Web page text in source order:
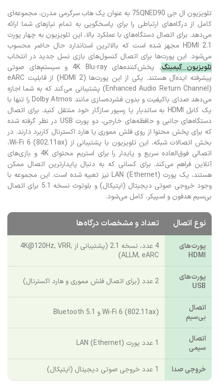
تلویزیون ال جی 75QNED90 به عنوان یک هاب سرگرمی مدرن، مجموعه‌ای
کامل از درگاه‌های ارتباطی را برای پاسخگویی به تمام نیازهای شما ارائه
می‌دهد. برای اتصال دستگاه‌های با عملکرد بالا، این تلویزیون به چهار پورت
HDMI 2.1 مجهز شده است که بالاترین استاندارد حال حاضر محسوب
می‌شود. این پورت‌ها برای اتصال کنسول‌های بازی نسل جدید در انتخاب
تلویزیون گیمینگ
، پخش‌کننده‌های 4K Blu-ray و سیستم‌های صوتی
پیشرفته ایده‌آل هستند. یکی از این پورت‌ها (HDMI 2) از قابلیت eARC
(Enhanced Audio Return Channel) پشتیبانی می‌کند که به شما اجازه
می‌دهد صدای باکیفیت و بدون فشرده‌سازی مانند Dolby Atmos را تنها با
یک کابل HDMI به ساندبار یا رسیور سازگار خود منتقل کنید. برای اتصال
دستگاه‌های جانبی و حافظه‌های خارجی، دو پورت USB در نظر گرفته شده
که برای پخش محتوا از روی فلش مموری یا هارد اکسترنال کاربرد دارند. در
بخش اتصالات شبکه، این تلویزیون با پشتیبانی از Wi-Fi 6 (802.11ax)،
اتصالی فوق‌العاده سریع و پایدار را برای استریم محتوای 4K و بازی‌های
آنلاین فراهم می‌کند. برای کسانی که به دنبال پایدارترین اتصال ممکن
هستند، یک پورت LAN (Ethernet) نیز تعبیه شده است. این مجموعه با
وجود خروجی صوتی دیجیتال (اپتیکال) و بلوتوث نسخه 5.1 برای اتصال
بی‌سیم هدفون و اسپیکر، کامل می‌شود.
نوع اتصال تعداد و مشخصات درگاه‌ها
پورت‌های
HDMI
4 عدد، نسخه 2.1 (پشتیبانی از 4K@120Hz, VRR,
ALLM, eARC)
پورت‌های
USB
2 عدد (برای اتصال فلش مموری و هارد اکسترنال)
اتصال
بی‌سیم
Wi-Fi 6 (802.11ax) و Bluetooth 5.1
اتصال
سیمی
1 عدد پورت LAN (Ethernet)
خروجی صدا 1 عدد خروجی صوتی دیجیتال (اپتیکال)